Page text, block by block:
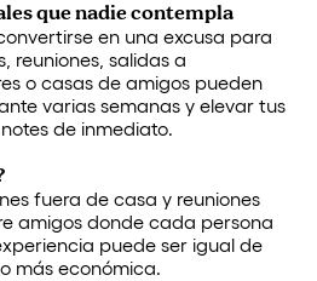
que nadie contempla
en una excusa para
reuniones, salidas a
o casas de amigos pueden
varias semanas y elevar tus
de inmediato.
fuera de casa y reuniones
amigos donde cada persona
puede ser igual de
más económica.